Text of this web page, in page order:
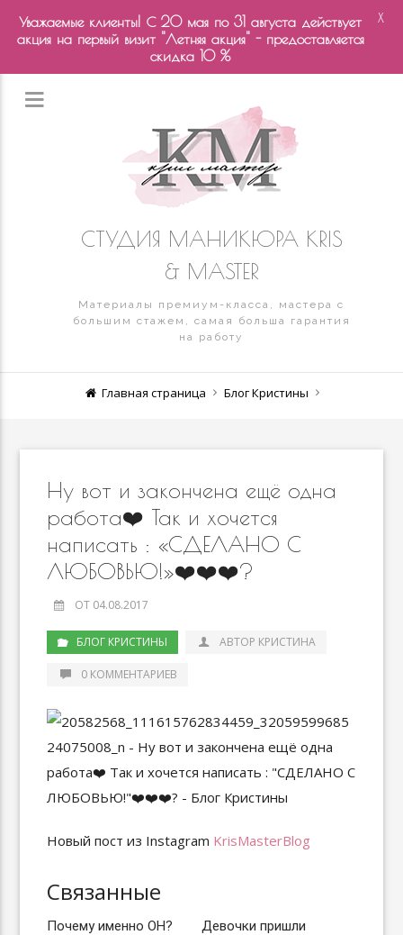
СТУДИЯ МАНИКЮРА KRIS
& MASTER
Материалы премиум-класса, мастера с
большим стажем, самая больша гарантия
на работу
Главная страница Блог Кристины
Ну вот и закончена ещё одна
работа❤️ Так и хочется
написать : «СДЕЛАНО С
ЛЮБОВЬЮ!»❤️❤️❤️?
ОТ 04.08.2017
БЛОГ КРИСТИНЫ АВТОР КРИСТИНА
0 КОММЕНТАРИЕВ
Новый пост из Instagram KrisMasterBlog
Связанные
Почему именно ОН?
Девочки пришли
Уважаемые клиенты! С 20 мая по 31 августа действует
акция на первый визит "Летняя акция" - предоставляется
скидка 10 %
X